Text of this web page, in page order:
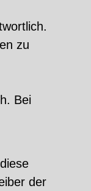
zu
Bei
der